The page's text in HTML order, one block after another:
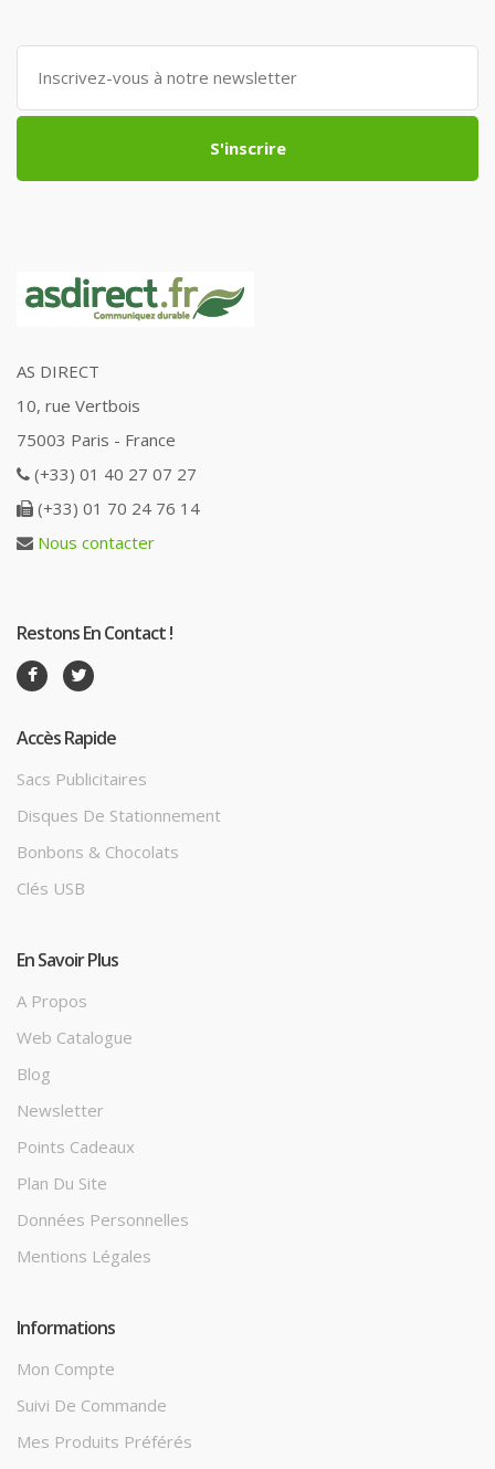
S'inscrire
AS DIRECT
10, rue Vertbois
75003 Paris - France
(+33) 01 40 27 07 27
(+33) 01 70 24 76 14
Nous contacter
Restons En Contact !
Accès Rapide
Sacs Publicitaires
Disques De Stationnement
Bonbons & Chocolats
Clés USB
En Savoir Plus
A Propos
Web Catalogue
Blog
Newsletter
Points Cadeaux
Plan Du Site
Données Personnelles
Mentions Légales
Informations
Mon Compte
Suivi De Commande
Mes Produits Préférés